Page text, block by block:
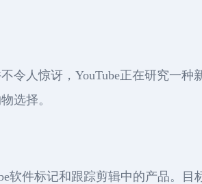
令人惊讶，YouTube正在研究一
选择。
软件标记和跟踪剪辑中的产品。